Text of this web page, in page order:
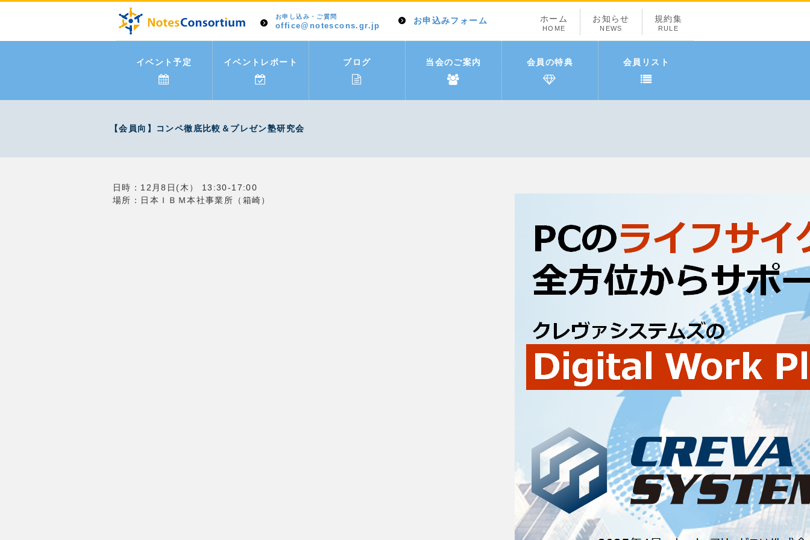
お申し込み・ご質問
office@notescons.gr.jp
お申込みフォーム ホーム
HOME
お知らせ
NEWS
規約集
RULE
イベント予定 イベントレポート ブログ 当会のご案内 会員の特典 会員リスト
【会員向】コンペ徹底比較＆プレゼン塾研究会
日時：12月8日(木） 13:30-17:00
場所：日本ＩＢＭ本社事業所（箱崎）